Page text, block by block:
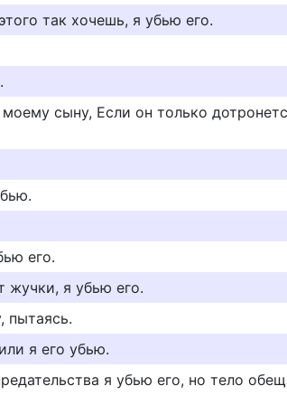
так хочешь, я убью его.
сыну, Если он только
его.
жучки, я убью его.
пытаясь.
я его убью.
я убью его, но тело